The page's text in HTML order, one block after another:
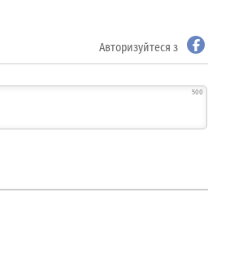
Авторизуйтеся з
500